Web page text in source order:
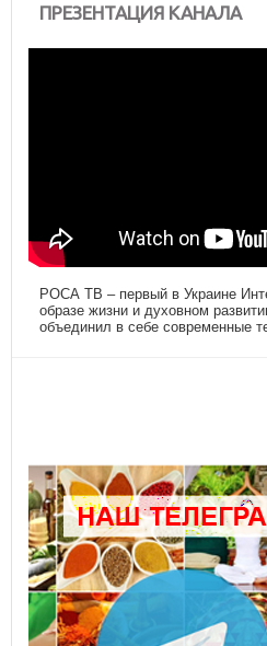
ПРЕЗЕНТАЦИЯ КАНАЛА
РОСА ТВ – первый в Украине
образе жизни и духовном
объединил в себе современные